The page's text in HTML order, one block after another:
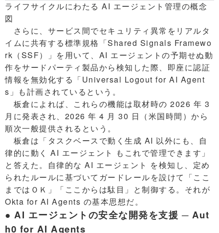
ライフサイクルにわたる AI エージェント管理の概念
図
さらに、サービス間でセキュリティ異常をリアルタ
イムに共有する標準規格「Shared Signals Framewo
rk（SSF）」を用いて、AI エージェントの予期せぬ動
作をサードパーティ製品から検知した際、即座に認証
情報を無効化する「Universal Logout for AI Agent
s」も計画されているという。
板倉によれば、これらの機能は取材時の 2026 年 3
月に発表され、2026 年 4 月 30 日（米国時間）から
順次一般提供されるという。
板倉は「タスクベースで動く生成 AI 以外にも、自
律的に動く AI エージェント もこれで管理できます」
と答えた。自律的な AI エージェント を検知し、定め
られたルールに基づいてガードレールを設けて「ここ
まではＯＫ」「ここからは駄目」と制御する。それが
Okta for AI Agents の基本思想だ。
● AI エージェントの安全な開発を支援 ─ Aut
h0 for AI Agents